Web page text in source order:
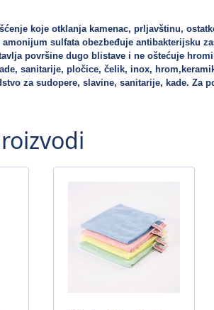
koje otklanja kamenac, prljavštinu,
sulfata obezbeđuje antibakterijsku
površine dugo blistave i ne oštećuje
sanitarije, pločice, čelik, inox,
za sudopere, slavine, sanitarije, kade. Za